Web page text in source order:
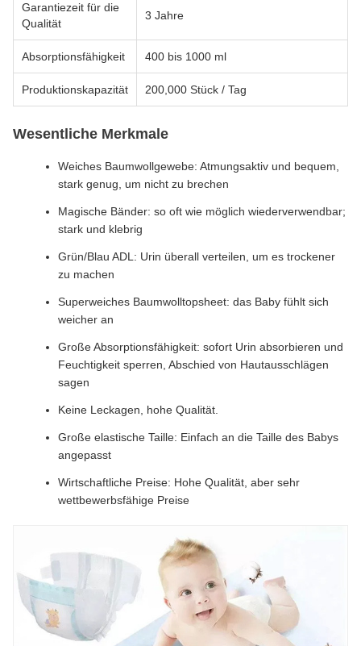
Garantiezeit für die
Qualität
3 Jahre
Absorptionsfähigkeit 400 bis 1000 ml
Produktionskapazität 200,000 Stück / Tag
Wesentliche Merkmale
Weiches Baumwollgewebe: Atmungsaktiv und bequem,
stark genug, um nicht zu brechen
Magische Bänder: so oft wie möglich wiederverwendbar;
stark und klebrig
Grün/Blau ADL: Urin überall verteilen, um es trockener
zu machen
Superweiches Baumwolltopsheet: das Baby fühlt sich
weicher an
Große Absorptionsfähigkeit: sofort Urin absorbieren und
Feuchtigkeit sperren, Abschied von Hautausschlägen
sagen
Keine Leckagen, hohe Qualität.
Große elastische Taille: Einfach an die Taille des Babys
angepasst
Wirtschaftliche Preise: Hohe Qualität, aber sehr
wettbewerbsfähige Preise